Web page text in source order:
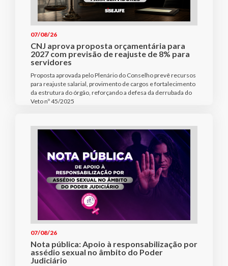
07/08/26
CNJ aprova proposta orçamentária para
2027 com previsão de reajuste de 8% para
servidores
Proposta aprovada pelo Plenário do Conselho prevê recursos
para reajuste salarial, provimento de cargos e fortalecimento
da estrutura do órgão, reforçando a defesa da derrubada do
Veto nº 45/2025
07/08/26
Nota pública: Apoio à responsabilização por
assédio sexual no âmbito do Poder
Judiciário